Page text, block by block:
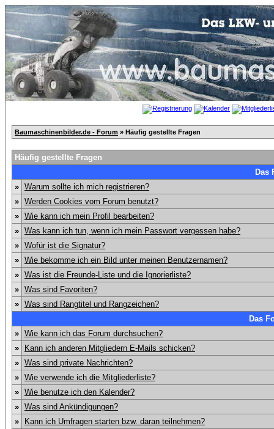
Baumaschinenbilder.de - Forum » Häufig gestellte Fragen
Häufig gestellte Fragen
Das
» Warum sollte ich mich registrieren?
» Werden Cookies vom Forum benutzt?
» Wie kann ich mein Profil bearbeiten?
» Was kann ich tun, wenn ich mein Passwort vergessen habe?
» Wofür ist die Signatur?
» Wie bekomme ich ein Bild unter meinen Benutzernamen?
» Was ist die Freunde-Liste und die Ignorierliste?
» Was sind Favoriten?
» Was sind Rangtitel und Rangzeichen?
Das
» Wie kann ich das Forum durchsuchen?
»
Kann ich anderen Mitgliedern E-Mails schicken?
» Was sind private Nachrichten?
» Wie verwende ich die Mitgliederliste?
» Wie benutze ich den Kalender?
» Was sind Ankündigungen?
»
Kann ich Umfragen starten bzw. daran teilnehmen?